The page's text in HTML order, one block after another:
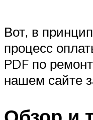
Вот, в
процесс
PDF по
нашем сайте